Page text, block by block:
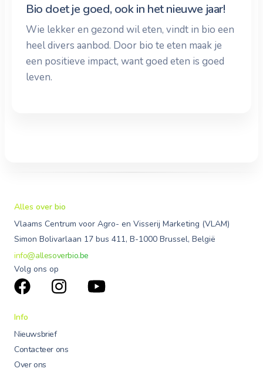
Bio doet je goed, ook in het nieuwe jaar!
Wie lekker en gezond wil eten, vindt in bio een
heel divers aanbod. Door bio te eten maak je
een positieve impact, want goed eten is goed
leven.
Alles over bio
Vlaams Centrum voor Agro- en Visserij Marketing (VLAM)
Simon Bolivarlaan 17 bus 411, B-1000 Brussel, België
info@allesoverbio.be
Volg ons op
Info
Nieuwsbrief
Contacteer ons
Over ons